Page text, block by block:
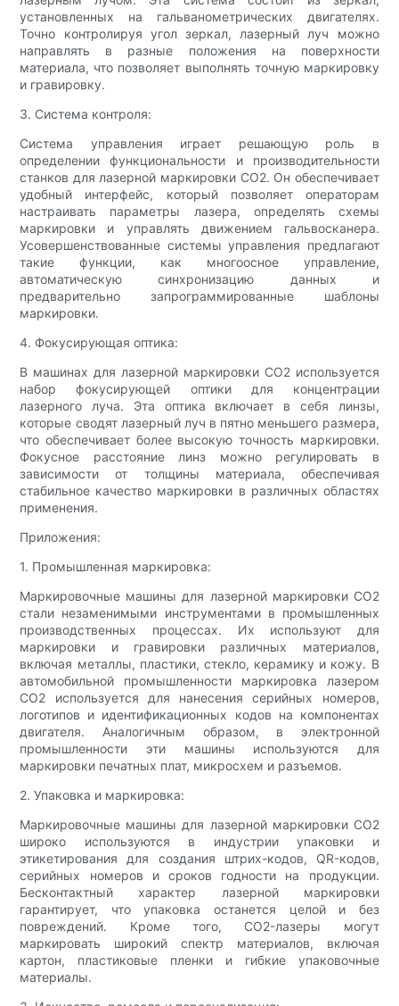
установленных на гальванометрических двигателях.
Точно контролируя угол зеркал, лазерный луч можно
направлять в разные положения на поверхности
материала, что позволяет выполнять точную маркировку
и гравировку.
3. Система контроля:
Система управления играет решающую роль в
определении функциональности и производительности
станков для лазерной маркировки CO2. Он обеспечивает
удобный интерфейс, который позволяет операторам
настраивать параметры лазера, определять схемы
маркировки и управлять движением гальвосканера.
Усовершенствованные системы управления предлагают
такие функции, как многоосное управление,
автоматическую синхронизацию данных и
предварительно запрограммированные шаблоны
маркировки.
4. Фокусирующая оптика:
В машинах для лазерной маркировки CO2 используется
набор фокусирующей оптики для концентрации
лазерного луча. Эта оптика включает в себя линзы,
которые сводят лазерный луч в пятно меньшего размера,
что обеспечивает более высокую точность маркировки.
Фокусное расстояние линз можно регулировать в
зависимости от толщины материала, обеспечивая
стабильное качество маркировки в различных областях
применения.
Приложения:
1. Промышленная маркировка:
Маркировочные машины для лазерной маркировки CO2
стали незаменимыми инструментами в промышленных
производственных процессах. Их используют для
маркировки и гравировки различных материалов,
включая металлы, пластики, стекло, керамику и кожу. В
автомобильной промышленности маркировка лазером
CO2 используется для нанесения серийных номеров,
логотипов и идентификационных кодов на компонентах
двигателя. Аналогичным образом, в электронной
промышленности эти машины используются для
маркировки печатных плат, микросхем и разъемов.
2. Упаковка и маркировка:
Маркировочные машины для лазерной маркировки CO2
широко используются в индустрии упаковки и
этикетирования для создания штрих-кодов, QR-кодов,
серийных номеров и сроков годности на продукции.
Бесконтактный характер лазерной маркировки
гарантирует, что упаковка останется целой и без
повреждений. Кроме того, CO2-лазеры могут
маркировать широкий спектр материалов, включая
картон, пластиковые пленки и гибкие упаковочные
материалы.